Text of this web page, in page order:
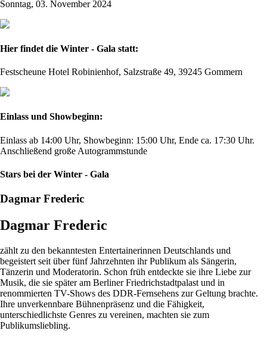
Sonntag, 03. November 2024
Hier findet die Winter - Gala statt:
Festscheune Hotel Robinienhof, Salzstraße 49, 39245 Gommern
Einlass und Showbeginn:
Einlass ab 14:00 Uhr, Showbeginn: 15:00 Uhr, Ende ca. 17:30 Uhr.
Anschließend große Autogrammstunde
Stars bei der Winter - Gala
Dagmar Frederic
Dagmar Frederic
zählt zu den bekanntesten Entertainerinnen Deutschlands und
begeistert seit über fünf Jahrzehnten ihr Publikum als Sängerin,
Tänzerin und Moderatorin. Schon früh entdeckte sie ihre Liebe zur
Musik, die sie später am Berliner Friedrichstadtpalast und in
renommierten TV-Shows des DDR-Fernsehens zur Geltung brachte.
Ihre unverkennbare Bühnenpräsenz und die Fähigkeit,
unterschiedlichste Genres zu vereinen, machten sie zum
Publikumsliebling.